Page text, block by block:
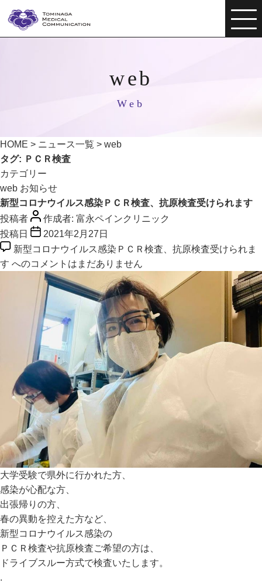
web
Web
HOME > ニュース一覧 > web
タグ: ＰＣＲ検査
カテゴリー
web お知らせ
新型コロナウイルス感染ＰＣＲ検査、抗原検査受けられます
投稿者
作成者: 富永ペインクリニック
投稿日
2021年2月27日
新型コロナウイルス感染ＰＣＲ検査、抗原検査受けられま
す へのコメントはまだありません
大学受験で県外に行かれた方、
感染が心配な方、
出張帰りの方、
春の異動を控えた方など、
新型コロナウイルス感染の
ＰＣＲ検査や抗原検査ご希望の方は、
ドライブスルー方式で検査いたします。
.